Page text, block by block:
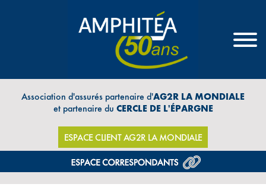
Association d'assurés partenaire d'AG2R LA MONDIALE
et partenaire du CERCLE DE L'ÉPARGNE
ESPACE CLIENT AG2R LA MONDIALE